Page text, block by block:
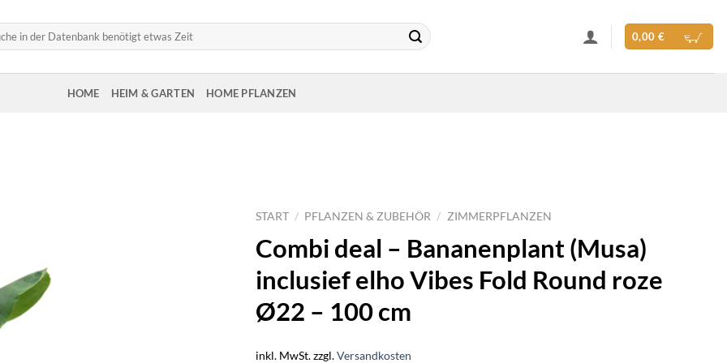
0,00 €
HOME HEIM & GARTEN HOME PFLANZEN
START / PFLANZEN & ZUBEHÖR / ZIMMERPFLANZEN
Combi deal – Bananenplant (Musa)
inclusief elho Vibes Fold Round roze
Ø22 – 100 cm
inkl. MwSt.zzgl.Versandkosten